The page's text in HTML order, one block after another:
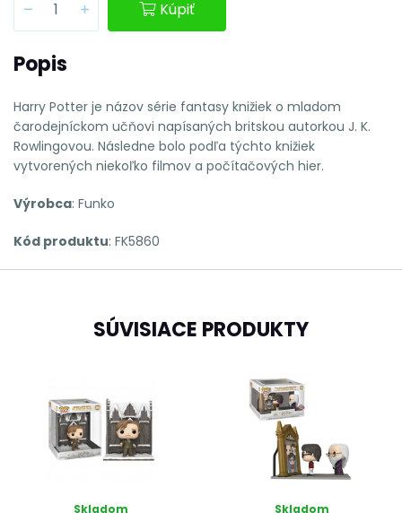
Kúpiť
Popis
Harry Potter je názov série fantasy knižiek o mladom
čarodejníckom učňovi napísaných britskou autorkou J. K.
Rowlingovou. Následne bolo podľa týchto knižiek
vytvorených niekoľko filmov a počítačových hier.
Výrobca: Funko
Kód produktu: FK5860
SÚVISIACE PRODUKTY
Skladom
Skladom